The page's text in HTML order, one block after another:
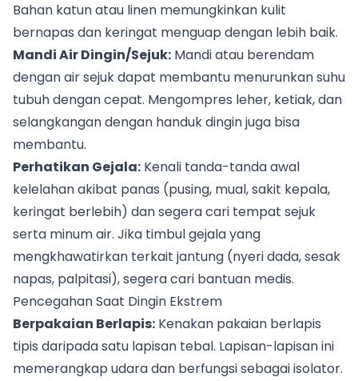
Bahan katun atau linen memungkinkan kulit
bernapas dan keringat menguap dengan lebih baik.
Mandi Air Dingin/Sejuk: Mandi atau berendam
dengan air sejuk dapat membantu menurunkan suhu
tubuh dengan cepat. Mengompres leher, ketiak, dan
selangkangan dengan handuk dingin juga bisa
membantu.
Perhatikan Gejala: Kenali tanda-tanda awal
kelelahan akibat panas (pusing, mual, sakit kepala,
keringat berlebih) dan segera cari tempat sejuk
serta minum air. Jika timbul gejala yang
mengkhawatirkan terkait jantung (nyeri dada, sesak
napas, palpitasi), segera cari bantuan medis.
Pencegahan Saat Dingin Ekstrem
Berpakaian Berlapis: Kenakan pakaian berlapis
tipis daripada satu lapisan tebal. Lapisan-lapisan ini
memerangkap udara dan berfungsi sebagai isolator.